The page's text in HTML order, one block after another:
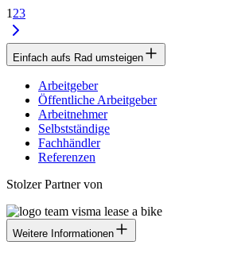
1 23
Einfach aufs Rad umsteigen
Arbeitgeber
Öffentliche Arbeitgeber
Arbeitnehmer
Selbstständige
Fachhändler
Referenzen
Stolzer Partner von
Weitere Informationen